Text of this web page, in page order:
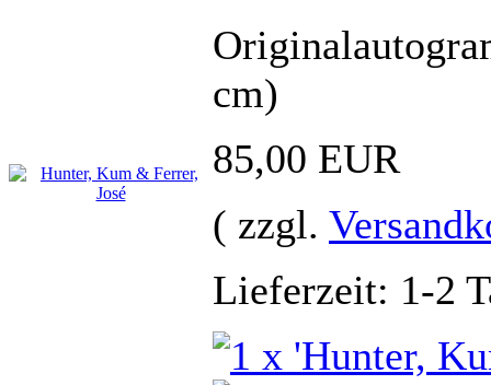
cm)
85,00 EUR
( zzgl.
Lieferzeit: 1-2